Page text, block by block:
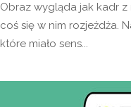
Obraz wygląda jak kadr
coś się w nim rozjeżdża.
które miało sens...